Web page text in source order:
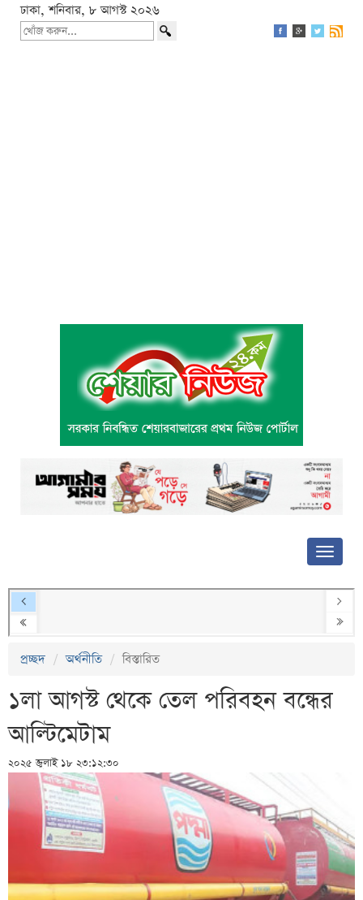
ঢাকা, শনিবার, ৮ আগস্ট ২০২৬
প্রচ্ছদ অর্থনীতি বিস্তারিত
১লা আগস্ট থেকে তেল পরিবহন বন্ধের
আল্টিমেটাম
২০২৫ জুলাই ১৮ ২৩:১২:৩০